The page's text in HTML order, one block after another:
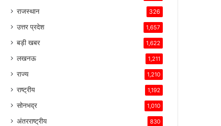
राजस्थान 326
उत्तर प्रदेश 1,657
बड़ी खबर 1,622
लखनऊ 1,211
राज्य 1,210
राष्ट्रीय 1,192
सोनभद्र 1,010
अंतरराष्ट्रीय 830